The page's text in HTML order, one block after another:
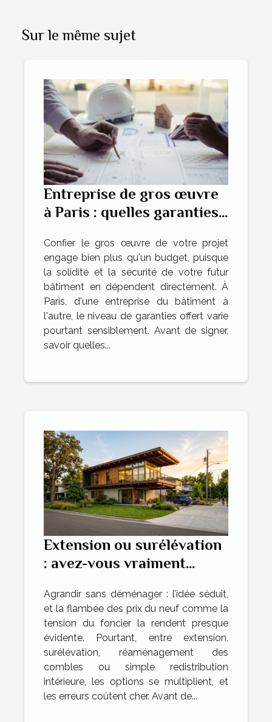
Sur le même sujet
Entreprise de gros œuvre
à Paris : quelles garanties
Confier le gros œuvre de votre projet
engage bien plus qu'un budget, puisque
la solidité et la sécurité de votre futur
bâtiment en dépendent directement. À
Paris, d'une entreprise du bâtiment à
l'autre, le niveau de garanties offert varie
pourtant sensiblement. Avant de signer,
savoir quelles...
Extension ou surélévation
: avez-vous vraiment
solutions ?
Agrandir sans déménager : l’idée séduit,
et la flambée des prix du neuf comme la
tension du foncier la rendent presque
évidente. Pourtant, entre extension,
surélévation, réaménagement des
combles ou simple redistribution
intérieure, les options se multiplient, et
les erreurs coûtent cher. Avant de...